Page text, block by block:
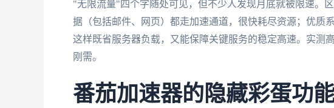
"无限流量"四个字随处可见，但不少人发现月底就被限速。
据（包括邮件、网页）都走加速通道，很快耗尽资源；优质
这样既省服务器负载，又能保障关键服务的稳定高速。实测
刚需。
番茄加速器的隐藏彩蛋功